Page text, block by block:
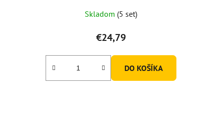
Skladom (5 set)
€24,79
DO KOŠÍKA